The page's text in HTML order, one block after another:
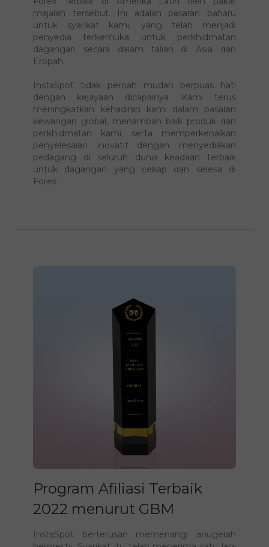
Tahun ini, InstaSpot telah diiktiraf sebagai Broker
Forex Terbaik di Amerika Latin oleh pakar
majalah tersebut. Ini adalah pasaran baharu
untuk syarikat kami, yang telah menjadi
penyedia terkemuka untuk perkhidmatan
Eropah.
InstaSpot tidak pernah mudah berpuas hati
dengan kejayaan dicapainya. Kami terus
meningkatkan kehadiran kami dalam pasaran
kewangan global, menambah baik produk dan
perkhidmatan kami, serta memperkenalkan
penyelesaian inovatif dengan menyediakan
pedagang di seluruh dunia keadaan terbaik
Program Afiliasi Terbaik
2022 menurut GBM